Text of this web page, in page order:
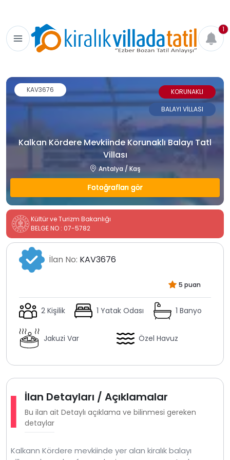
1
Kalkan Kördere Mevkiinde Korunaklı Balayı Tatl
Villası
Antalya / Kaş
Fotoğrafları gör
KAV3676
KORUNAKLI
BALAYI VİLLASI
Kültür ve Turizm Bakanlığı
BELGE NO : 07-5782
İlan No: KAV3676
5 puan
2 Kişilik 1 Yatak Odası 1 Banyo
Jakuzi Var Özel Havuz
İlan Detayları / Açıklamalar
Bu ilan ait Detaylı açıklama ve bilinmesi gereken
detaylar
Kalkann Kördere mevkiinde yer alan kiralık balayı